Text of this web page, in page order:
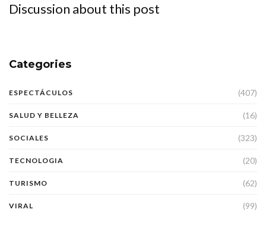
Discussion about this post
Categories
ESPECTÁCULOS (407)
SALUD Y BELLEZA (16)
SOCIALES (323)
TECNOLOGIA (20)
TURISMO (62)
VIRAL (99)